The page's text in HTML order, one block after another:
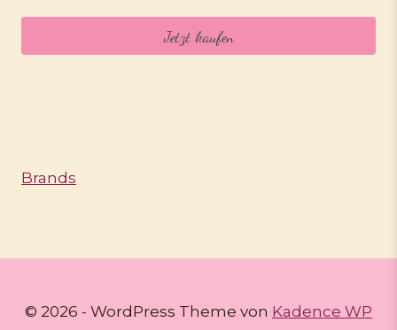
Jetzt kaufen
Brands
© 2026 - WordPress Theme von Kadence WP